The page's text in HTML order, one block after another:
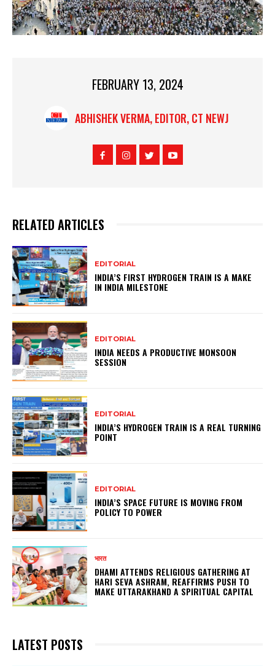
FEBRUARY 13, 2024
ABHISHEK VERMA, EDITOR, CT NEWJ
RELATED ARTICLES
EDITORIAL
INDIA’S FIRST HYDROGEN TRAIN IS A MAKE
IN INDIA MILESTONE
EDITORIAL
INDIA NEEDS A PRODUCTIVE MONSOON
SESSION
EDITORIAL
INDIA’S HYDROGEN TRAIN IS A REAL TURNING
POINT
EDITORIAL
INDIA’S SPACE FUTURE IS MOVING FROM
POLICY TO POWER
भारत
DHAMI ATTENDS RELIGIOUS GATHERING AT
HARI SEVA ASHRAM, REAFFIRMS PUSH TO
MAKE UTTARAKHAND A SPIRITUAL CAPITAL
LATEST POSTS